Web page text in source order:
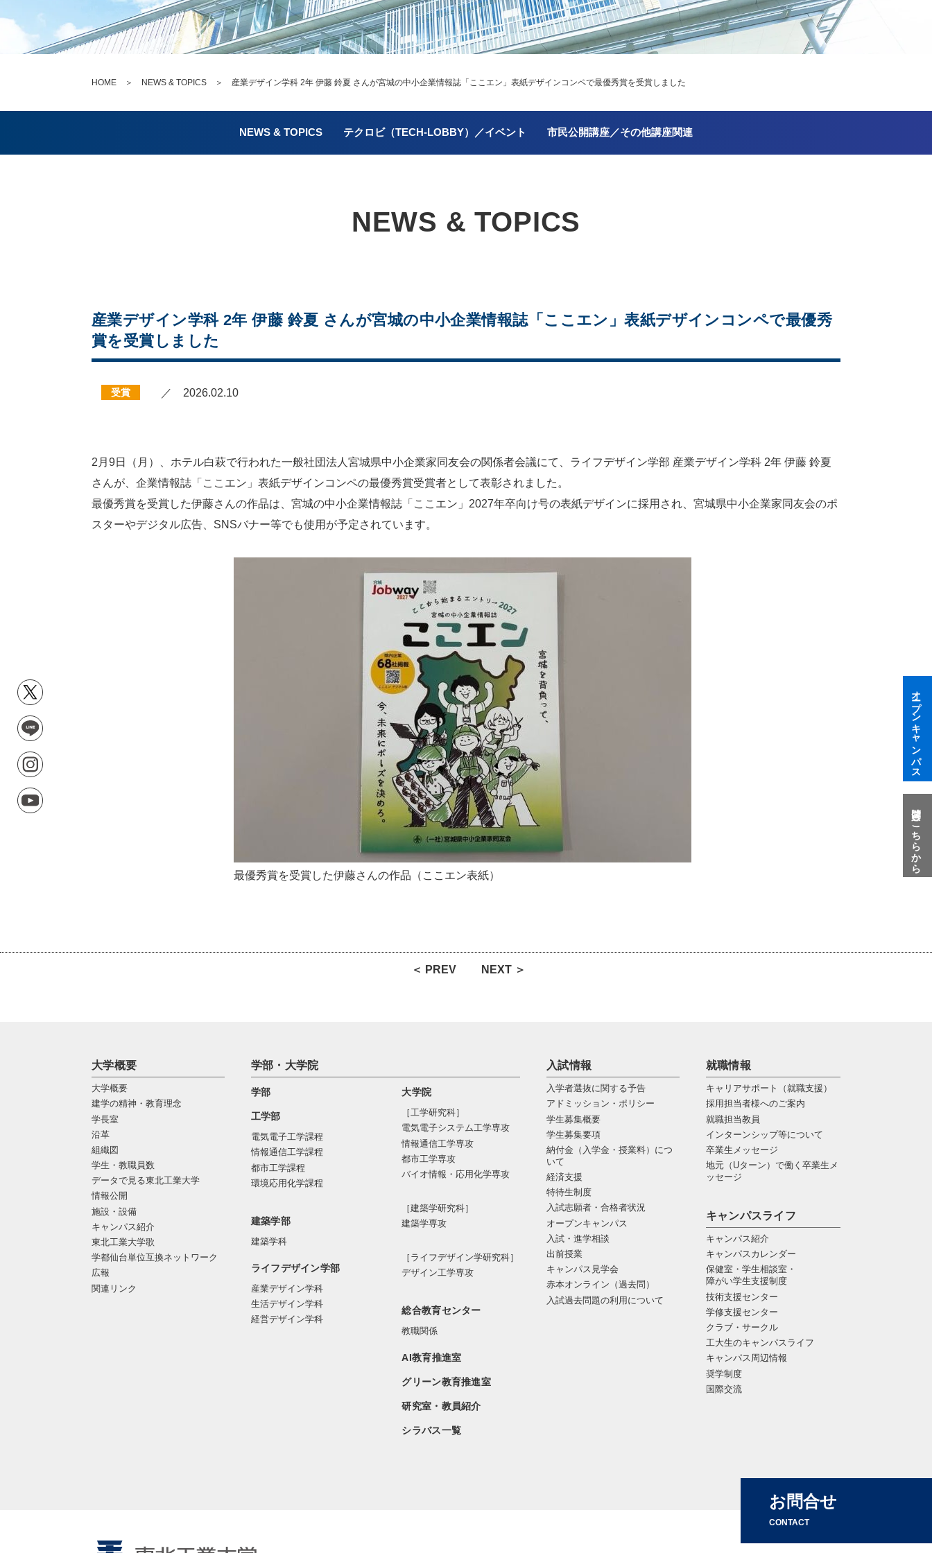
HOME ＞ NEWS & TOPICS ＞ 産業デザイン学科 2年 伊藤 鈴夏 さんが宮城の中小企業情報誌「ここエン」表紙デザインコンペで最優秀賞を受賞しました
NEWS & TOPICS テクロビ（TECH-LOBBY）／イベント 市民公開講座／その他講座関連
NEWS & TOPICS
産業デザイン学科 2年 伊藤 鈴夏 さんが宮城の中小企業情報誌「ここエン」表紙デザインコンペで最優秀
賞を受賞しました
受賞 ／ 2026.02.10
2月9日（月）、ホテル白萩で行われた一般社団法人宮城県中小企業家同友会の関係者会議にて、ライフデザイン学部 産業デザイン学科 2年 伊藤 鈴夏
さんが、企業情報誌「ここエン」表紙デザインコンペの最優秀賞受賞者として表彰されました。
最優秀賞を受賞した伊藤さんの作品は、宮城の中小企業情報誌「ここエン」2027年卒向け号の表紙デザインに採用され、宮城県中小企業家同友会のポ
スターやデジタル広告、SNSバナー等でも使用が予定されています。
最優秀賞を受賞した伊藤さんの作品（ここエン表紙）
＜ PREV NEXT ＞
大学概要
大学概要
建学の精神・教育理念
学長室
沿革
組織図
学生・教職員数
データで見る東北工業大学
情報公開
施設・設備
キャンパス紹介
東北工業大学歌
学都仙台単位互換ネットワーク
広報
関連リンク
学部・大学院
学部
工学部
電気電子工学課程
情報通信工学課程
都市工学課程
環境応用化学課程
建築学部
建築学科
ライフデザイン学部
産業デザイン学科
生活デザイン学科
経営デザイン学科
大学院
［工学研究科］
電気電⼦システム⼯学専攻
情報通信⼯学専攻
都市⼯学専攻
バイオ情報・応⽤化学専攻
［建築学研究科］
建築学専攻
［ライフデザイン学研究科］
デザイン工学専攻
総合教育センター
教職関係
AI教育推進室
グリーン教育推進室
研究室・教員紹介
シラバス一覧
入試情報
入学者選抜に関する予告
アドミッション・ポリシー
学生募集概要
学生募集要項
納付金（入学金・授業料）につ
いて
経済支援
特待生制度
入試志願者・合格者状況
オープンキャンパス
入試・進学相談
出前授業
キャンパス見学会
赤本オンライン（過去問）
入試過去問題の利用について
就職情報
キャリアサポート（就職支援）
採用担当者様へのご案内
就職担当教員
インターンシップ等について
卒業生メッセージ
地元（Uターン）で働く卒業生メ
ッセージ
キャンパスライフ
キャンパス紹介
キャンパスカレンダー
保健室・学生相談室・
障がい学生支援制度
技術支援センター
学修支援センター
クラブ・サークル
工大生のキャンパスライフ
キャンパス周辺情報
奨学制度
国際交流
お問合せ
CONTACT
オープンキャンパス
質問はこちらから